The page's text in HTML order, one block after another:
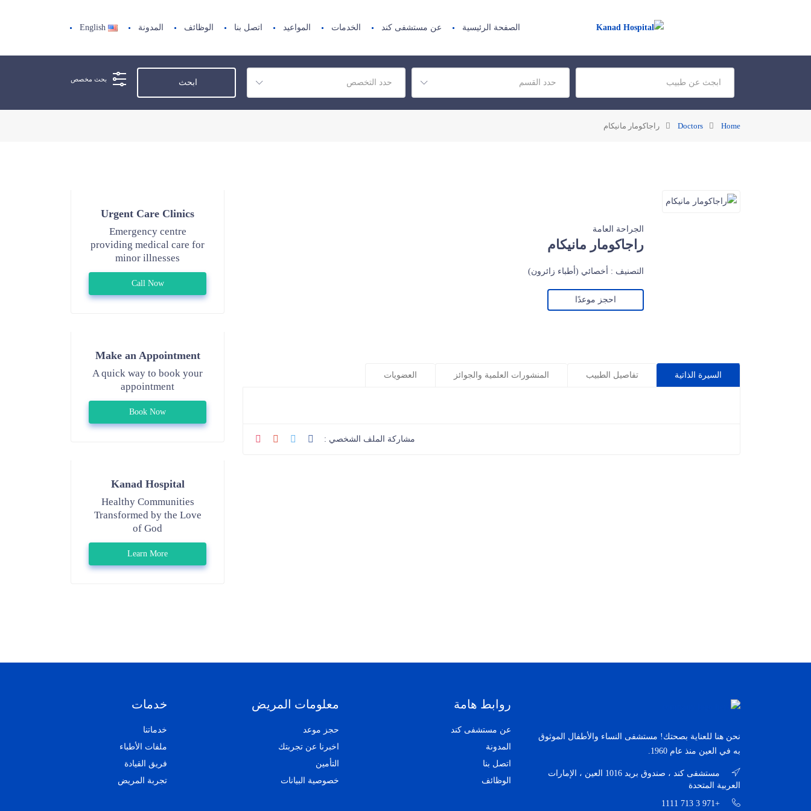
الصفحة الرئيسية عن مستشفى كند الخدمات المواعيد اتصل بنا الوظائف المدونة English
بحث مخصص
Home
Doctors راجاكومار مانيكام
الجراحة العامة
راجاكومار مانيكام
التصنيف : أخصائي (أطباء زائرون)
احجز موعدًا
السيرة الذاتية تفاصيل الطبيب المنشورات العلمية والجوائز العضويات
مشاركة الملف الشخصي :
Urgent Care Clinics
Emergency centre
providing medical care for
minor illnesses
Call Now
Make an Appointment
A quick way to book your
appointment
Book Now
Kanad Hospital
Healthy Communities
Transformed by the Love
of God
Learn More
نحن هنا للعناية بصحتك! مستشفى النساء والأطفال الموثوق
به في العين منذ عام 1960.
مستشفى كند ، صندوق بريد 1016 العين ، الإمارات
العربية المتحدة
+971 3 713 1111
روابط هامة
عن مستشفى كند
المدونة
اتصل بنا
الوظائف
معلومات المريض
حجز موعد
اخبرنا عن تجربتك
التأمين
خصوصية البيانات
خدمات
خدماتنا
ملفات الأطباء
فريق القيادة
تجربة المريض